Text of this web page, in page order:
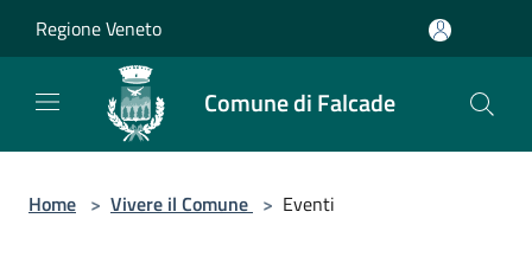
Regione Veneto
Comune di Falcade
Home > Vivere il Comune > Eventi